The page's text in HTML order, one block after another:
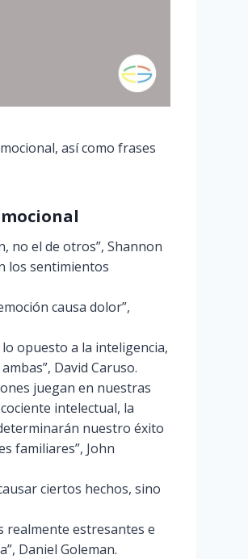
así como frases
no el de otros”, Shannon
los sentimientos
causa dolor”,
opuesto a la inteligencia,
David Caruso.
juegan en nuestras
intelectual, la
nuestro éxito
familiares”, John
ciertos hechos, sino
realmente estresantes e
Daniel Goleman.